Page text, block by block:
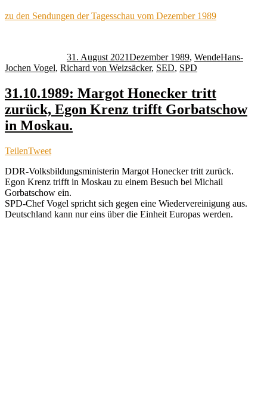
zu den Sendungen der Tagesschau vom Dezember 1989
31. August 2021Dezember 1989, WendeHans-
Jochen Vogel, Richard von Weizsäcker, SED, SPD
31.10.1989: Margot Honecker tritt
zurück, Egon Krenz trifft Gorbatschow
in Moskau.
TeilenTweet
DDR-Volksbildungsministerin Margot Honecker tritt zurück.
Egon Krenz trifft in Moskau zu einem Besuch bei Michail
Gorbatschow ein.
SPD-Chef Vogel spricht sich gegen eine Wiedervereinigung aus.
Deutschland kann nur eins über die Einheit Europas werden.